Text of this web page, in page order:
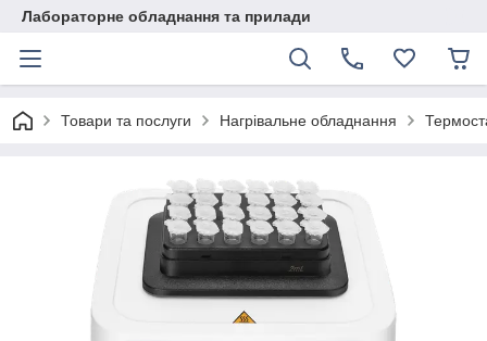
Лабораторне обладнання та прилади
Товари та послуги Нагрівальне обладнання